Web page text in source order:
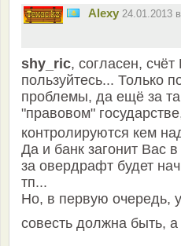
Alexy 24.01.2013
shy_ric, согласен,
пользуйтесь... Только
проблемы, да ещё за
"правовом"
контролируются кем
Да и банк загонит Вас
за овердрафт будет
тп...
Но, в первую очередь,
совесть должна быть, а